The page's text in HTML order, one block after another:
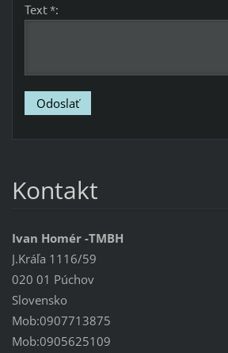
Text *:
Kontakt
Ivan Homér -TMBH
J.Kráľa 1116/59
020 01 Púchov
Slovensko
Mob:0907713875
Mob:0905625109